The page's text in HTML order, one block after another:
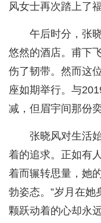
风女士再次踏上了
午后时分，张
悠然的酒店。甫下
伤了韧带。然而这
座如期举行。与
减，但眉宇间那份
张晓风对生活
着的追求。正如有
着而辗转思量，她
勃姿态。”岁月在她
颗跃动着的心却永